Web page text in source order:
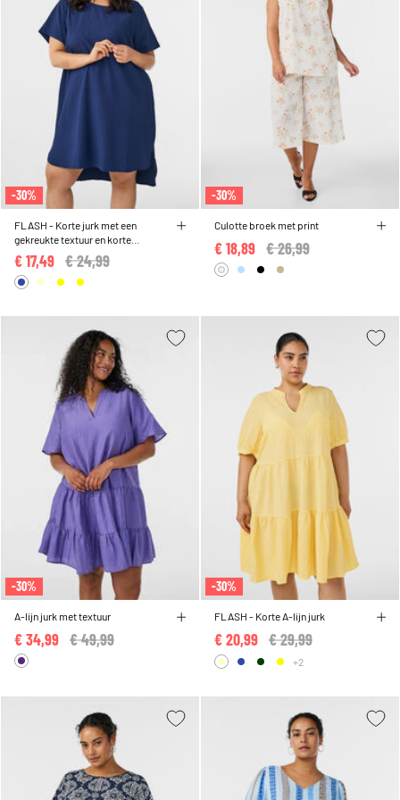
-30%
FLASH - Korte jurk met een
gekreukte textuur en korte
mouwen
Price reduced from
€ 24,99
€ 17,49
-30%
Culotte broek met print
Price reduced from
€ 26,99
€ 18,89
-30%
A-lijn jurk met textuur
Price reduced from
€ 49,99
€ 34,99
-30%
FLASH - Korte A-lijn jurk
Price reduced from
€ 29,99
€ 20,99
+2